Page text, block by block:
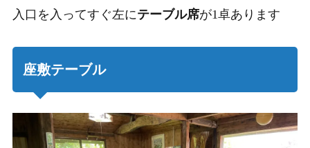
入口を入ってすぐ左にテーブル席が1卓あります
座敷テーブル